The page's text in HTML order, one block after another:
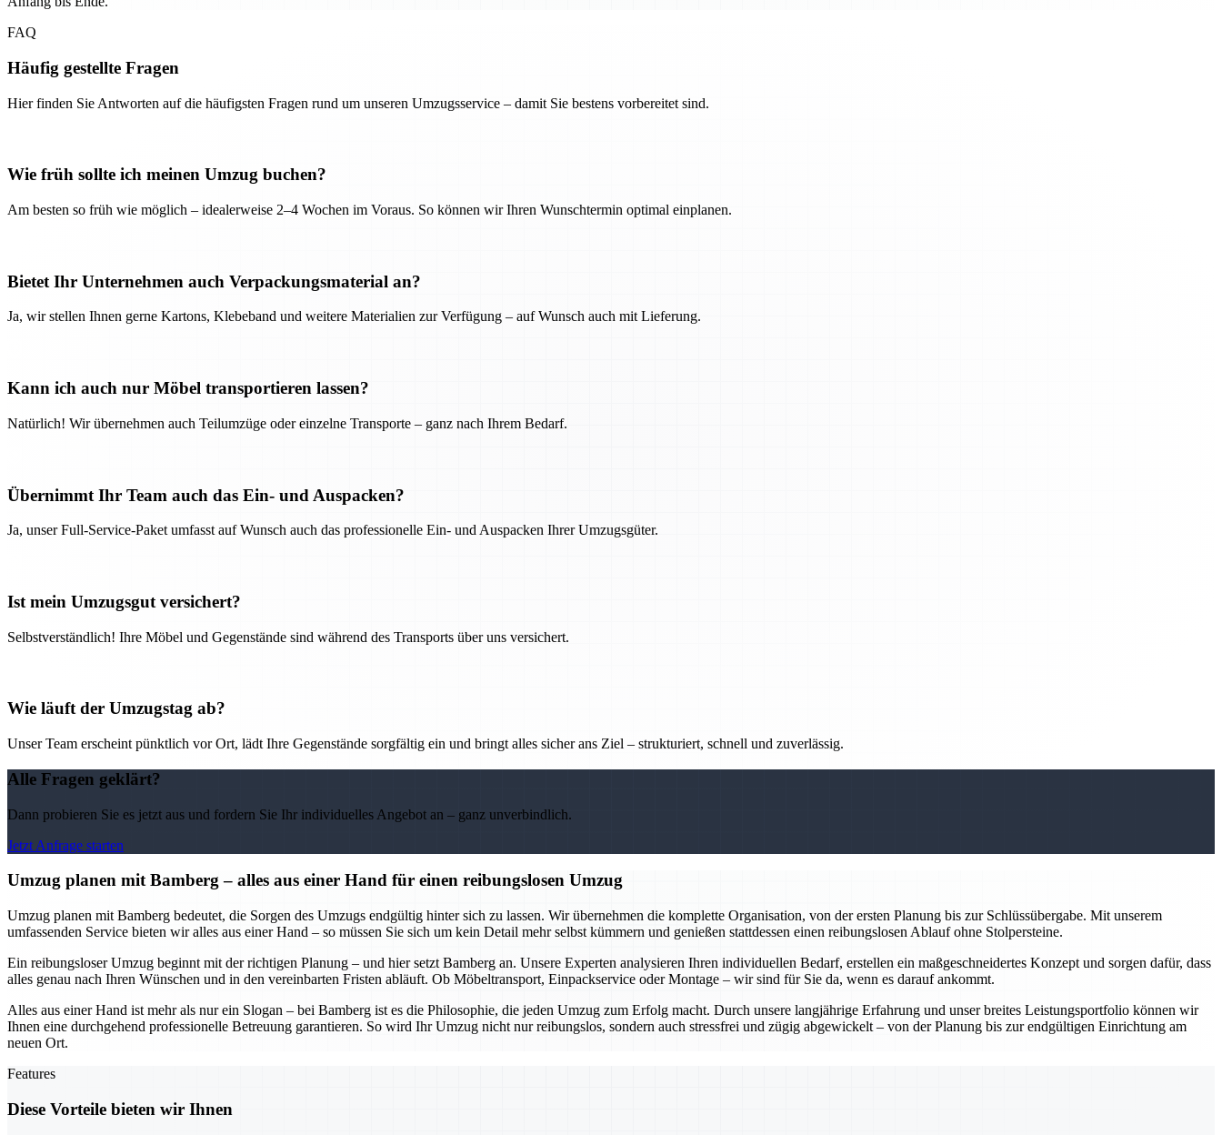
FAQ
Häufig gestellte Fragen
Hier finden Sie Antworten auf die häufigsten Fragen rund um unseren Umzugsservice – damit Sie bestens vorbereitet sind.
Wie früh sollte ich meinen Umzug buchen?
Am besten so früh wie möglich – idealerweise 2–4 Wochen im Voraus. So können wir Ihren Wunschtermin optimal einplanen.
Bietet Ihr Unternehmen auch Verpackungsmaterial an?
Ja, wir stellen Ihnen gerne Kartons, Klebeband und weitere Materialien zur Verfügung – auf Wunsch auch mit Lieferung.
Kann ich auch nur Möbel transportieren lassen?
Natürlich! Wir übernehmen auch Teilumzüge oder einzelne Transporte – ganz nach Ihrem Bedarf.
Übernimmt Ihr Team auch das Ein- und Auspacken?
Ja, unser Full-Service-Paket umfasst auf Wunsch auch das professionelle Ein- und Auspacken Ihrer Umzugsgüter.
Ist mein Umzugsgut versichert?
Selbstverständlich! Ihre Möbel und Gegenstände sind während des Transports über uns versichert.
Wie läuft der Umzugstag ab?
Unser Team erscheint pünktlich vor Ort, lädt Ihre Gegenstände sorgfältig ein und bringt alles sicher ans Ziel – strukturiert, schnell und zuverlässig.
Alle Fragen geklärt?
Dann probieren Sie es jetzt aus und fordern Sie Ihr individuelles Angebot an – ganz unverbindlich.
Jetzt Anfrage starten
Umzug planen mit Bamberg – alles aus einer Hand für einen reibungslosen Umzug
Umzug planen mit Bamberg bedeutet, die Sorgen des Umzugs endgültig hinter sich zu lassen. Wir übernehmen die komplette Organisation, von der ersten Planung bis zur Schlüssübergabe. Mit unserem
umfassenden Service bieten wir alles aus einer Hand – so müssen Sie sich um kein Detail mehr selbst kümmern und genießen stattdessen einen reibungslosen Ablauf ohne Stolpersteine.
Ein reibungsloser Umzug beginnt mit der richtigen Planung – und hier setzt Bamberg an. Unsere Experten analysieren Ihren individuellen Bedarf, erstellen ein maßgeschneidertes Konzept und sorgen dafür, dass
alles genau nach Ihren Wünschen und in den vereinbarten Fristen abläuft. Ob Möbeltransport, Einpackservice oder Montage – wir sind für Sie da, wenn es darauf ankommt.
Alles aus einer Hand ist mehr als nur ein Slogan – bei Bamberg ist es die Philosophie, die jeden Umzug zum Erfolg macht. Durch unsere langjährige Erfahrung und unser breites Leistungsportfolio können wir
Ihnen eine durchgehend professionelle Betreuung garantieren. So wird Ihr Umzug nicht nur reibungslos, sondern auch stressfrei und zügig abgewickelt – von der Planung bis zur endgültigen Einrichtung am
neuen Ort.
Features
Diese Vorteile bieten wir Ihnen